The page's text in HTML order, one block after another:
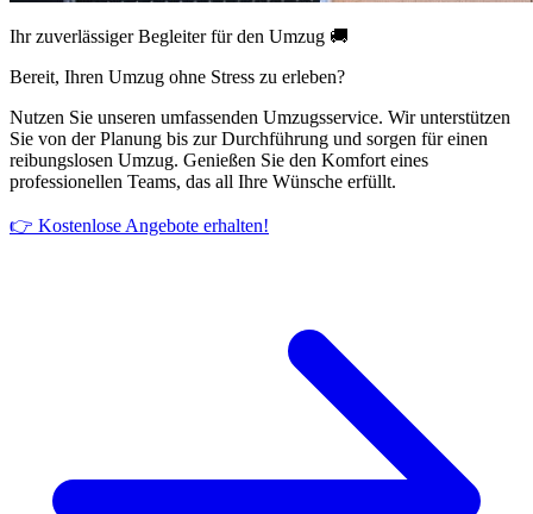
Ihr zuverlässiger Begleiter für den Umzug 🚚
Bereit, Ihren Umzug ohne Stress zu erleben?
Nutzen Sie unseren umfassenden Umzugsservice. Wir unterstützen
Sie von der Planung bis zur Durchführung und sorgen für einen
reibungslosen Umzug. Genießen Sie den Komfort eines
professionellen Teams, das all Ihre Wünsche erfüllt.
👉 Kostenlose Angebote erhalten!